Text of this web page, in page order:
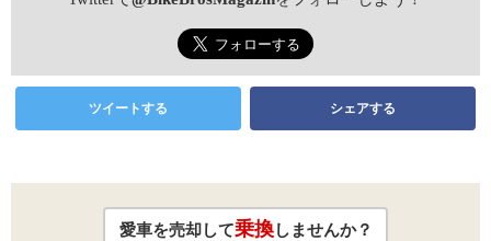
ツイートする シェアする
愛車を売却して乗換しませんか？